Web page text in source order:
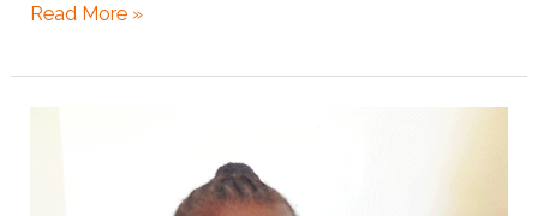
Read More »